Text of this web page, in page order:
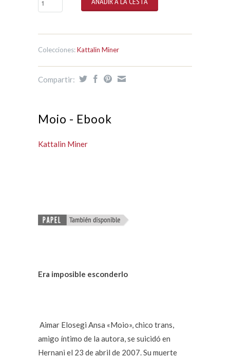
Colecciones:Kattalin Miner
Compartir:
Moio - Ebook
Kattalin Miner
Era imposible esconderlo
Aimar Elosegi Ansa «Moio», chico trans,
amigo íntimo de la autora, se suicidó en
Hernani el 23 de abril de 2007. Su muerte